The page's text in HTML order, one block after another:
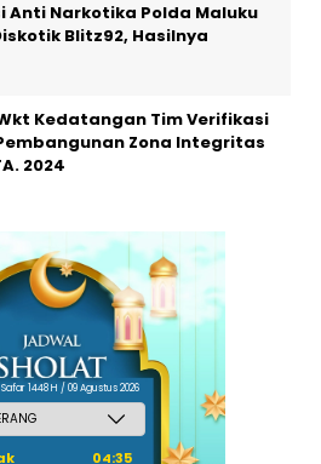
Anti Narkotika Polda Maluku
Blitz92, Hasilnya
Kedatangan Tim Verifikasi
Zona Integritas
2024
1448 H / 09 Agustus 2026
04:35